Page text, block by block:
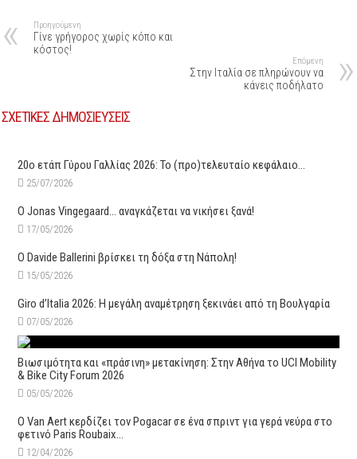
Προηγούμενη
Γίνε γρήγορος χωρίς κόπο και
κόστος!
Επόμενη
Στην Ιταλία σε πληρώνουν να
κάνεις ποδήλατο
ΣΧΕΤΙΚΕΣ ΔΗΜΟΣΙΕΥΣΕΙΣ
20ο ετάπ Γύρου Γαλλίας 2026: Το (προ)τελευταίο κεφάλαιο…
25/07/2026
O Jonas Vingegaard… αναγκάζεται να νικήσει ξανά!
17/05/2026
O Davide Ballerini βρίσκει τη δόξα στη Νάπολη!
15/05/2026
Giro d’Italia 2026: Η μεγάλη αναμέτρηση ξεκινάει από τη Βουλγαρία
07/05/2026
Βιωσιμότητα και «πράσινη» μετακίνηση: Στην Αθήνα το UCI Mobility
& Bike City Forum 2026
05/05/2026
O Van Aert κερδίζει τον Pogacar σε ένα σπριντ για γερά νεύρα στο
φετινό Paris Roubaix…
12/04/2026